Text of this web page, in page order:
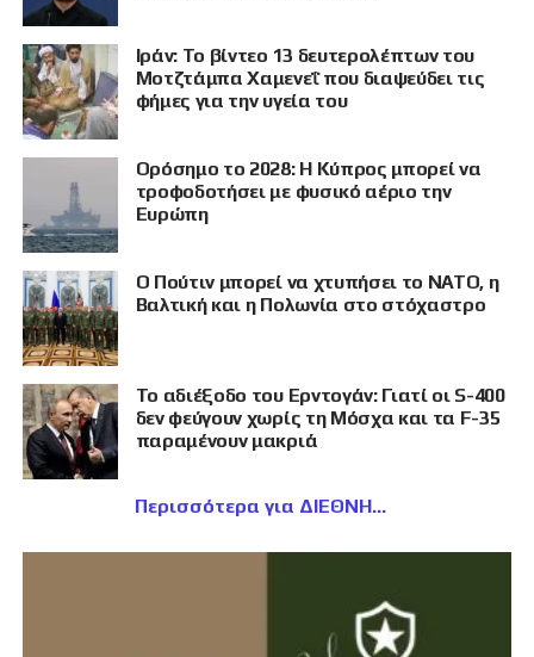
Ιράν: Το βίντεο 13 δευτερολέπτων του
Μοτζτάμπα Χαμενεΐ που διαψεύδει τις
φήμες για την υγεία του
Ορόσημο το 2028: Η Κύπρος μπορεί να
τροφοδοτήσει με φυσικό αέριο την
Ευρώπη
Ο Πούτιν μπορεί να χτυπήσει το ΝΑΤΟ, η
Βαλτική και η Πολωνία στο στόχαστρο
Το αδιέξοδο του Ερντογάν: Γιατί οι S-400
δεν φεύγουν χωρίς τη Μόσχα και τα F-35
παραμένουν μακριά
Περισσότερα για ΔΙΕΘΝΗ